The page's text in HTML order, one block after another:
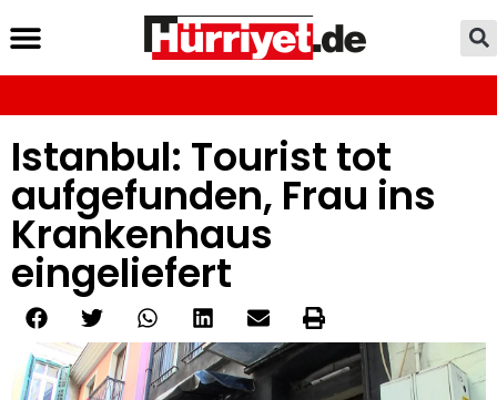
Istanbul: Tourist tot
aufgefunden, Frau ins
Krankenhaus
eingeliefert